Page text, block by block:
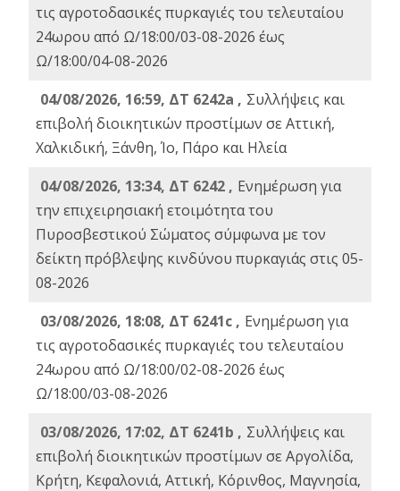
τις αγροτοδασικές πυρκαγιές του τελευταίου
24ωρου από Ω/18:00/03-08-2026 έως
Ω/18:00/04-08-2026
04/08/2026, 16:59, ΔΤ 6242a , Συλλήψεις και
επιβολή διοικητικών προστίμων σε Αττική,
Χαλκιδική, Ξάνθη, Ίο, Πάρο και Ηλεία
04/08/2026, 13:34, ΔΤ 6242 , Ενημέρωση για
την επιχειρησιακή ετοιμότητα του
Πυροσβεστικού Σώματος σύμφωνα με τον
δείκτη πρόβλεψης κινδύνου πυρκαγιάς στις 05-
08-2026
03/08/2026, 18:08, ΔΤ 6241c , Ενημέρωση για
τις αγροτοδασικές πυρκαγιές του τελευταίου
24ωρου από Ω/18:00/02-08-2026 έως
Ω/18:00/03-08-2026
03/08/2026, 17:02, ΔΤ 6241b , Συλλήψεις και
επιβολή διοικητικών προστίμων σε Αργολίδα,
Κρήτη, Κεφαλονιά, Αττική, Κόρινθος, Μαγνησία,